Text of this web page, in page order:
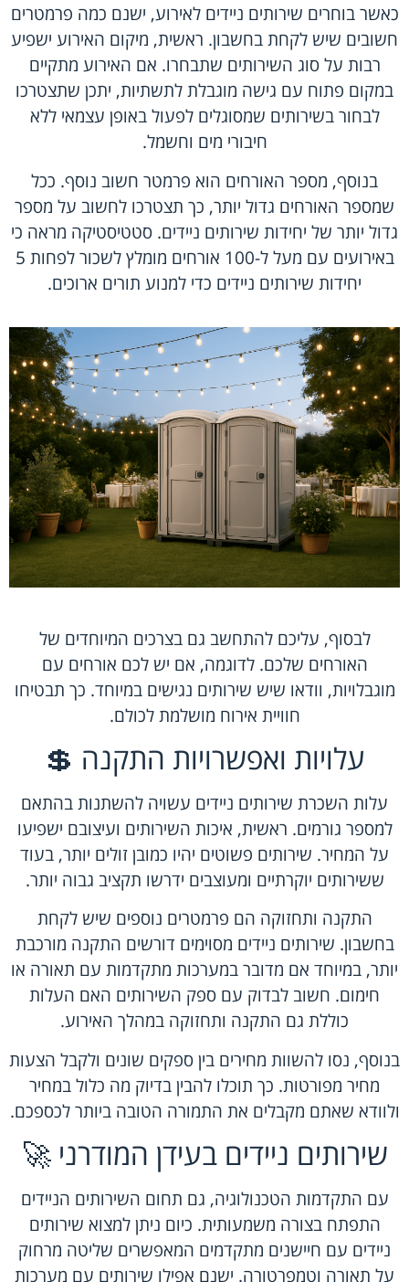
כאשר בוחרים שירותים ניידים לאירוע, ישנם כמה פרמטרים
חשובים שיש לקחת בחשבון. ראשית, מיקום האירוע ישפיע
רבות על סוג השירותים שתבחרו. אם האירוע מתקיים
במקום פתוח עם גישה מוגבלת לתשתיות, יתכן שתצטרכו
לבחור בשירותים שמסוגלים לפעול באופן עצמאי ללא
חיבורי מים וחשמל.
בנוסף, מספר האורחים הוא פרמטר חשוב נוסף. ככל
שמספר האורחים גדול יותר, כך תצטרכו לחשוב על מספר
גדול יותר של יחידות שירותים ניידים. סטטיסטיקה מראה כי
באירועים עם מעל ל-100 אורחים מומלץ לשכור לפחות 5
יחידות שירותים ניידים כדי למנוע תורים ארוכים.
לבסוף, עליכם להתחשב גם בצרכים המיוחדים של
האורחים שלכם. לדוגמה, אם יש לכם אורחים עם
מוגבלויות, וודאו שיש שירותים נגישים במיוחד. כך תבטיחו
חוויית אירוח מושלמת לכולם.
עלויות ואפשרויות התקנה 💲
עלות השכרת שירותים ניידים עשויה להשתנות בהתאם
למספר גורמים. ראשית, איכות השירותים ועיצובם ישפיעו
על המחיר. שירותים פשוטים יהיו כמובן זולים יותר, בעוד
ששירותים יוקרתיים ומעוצבים ידרשו תקציב גבוה יותר.
התקנה ותחזוקה הם פרמטרים נוספים שיש לקחת
בחשבון. שירותים ניידים מסוימים דורשים התקנה מורכבת
יותר, במיוחד אם מדובר במערכות מתקדמות עם תאורה או
חימום. חשוב לבדוק עם ספק השירותים האם העלות
כוללת גם התקנה ותחזוקה במהלך האירוע.
בנוסף, נסו להשוות מחירים בין ספקים שונים ולקבל הצעות
מחיר מפורטות. כך תוכלו להבין בדיוק מה כלול במחיר
ולוודא שאתם מקבלים את התמורה הטובה ביותר לכספכם.
שירותים ניידים בעידן המודרני 🚀
עם התקדמות הטכנולוגיה, גם תחום השירותים הניידים
התפתח בצורה משמעותית. כיום ניתן למצוא שירותים
ניידים עם חיישנים מתקדמים המאפשרים שליטה מרחוק
על תאורה וטמפרטורה. ישנם אפילו שירותים עם מערכות